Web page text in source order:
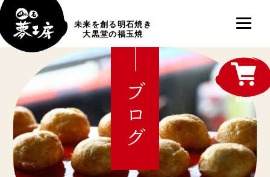
未来を創る明石焼き
大黒堂の福玉焼
ブログ shop